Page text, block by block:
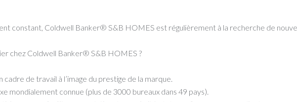
constant, Coldwell Banker® S&B HOMES est régulièrement à la recherche de
chez Coldwell Banker® S&B HOMES ?
cadre de travail à l’image du prestige de la marque.
mondialement connue (plus de 3000 bureaux dans 49 pays).